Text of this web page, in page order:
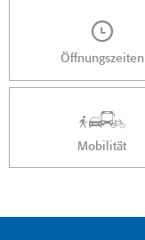
Öffnungszeiten
Mobilität